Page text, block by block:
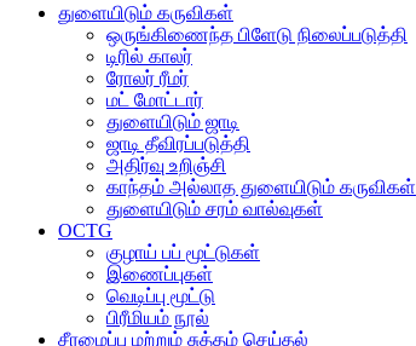
துளையிடும் கருவிகள்
ஒருங்கிணைந்த பிளேடு நிலைப்படுத்தி
டிரில் காலர்
ரோலர் ரீமர்
மட் மோட்டார்
துளையிடும் ஜாடி
ஜாடி தீவிரப்படுத்தி
அதிர்வு உறிஞ்சி
காந்தம் அல்லாத துளையிடும் கருவிகள்
துளையிடும் சரம் வால்வுகள்
OCTG
குழாய் பப் மூட்டுகள்
இணைப்புகள்
வெடிப்பு மூட்டு
பிரீமியம் நூல்
சீரமைப்பு மற்றும் சுத்தம் செய்தல்